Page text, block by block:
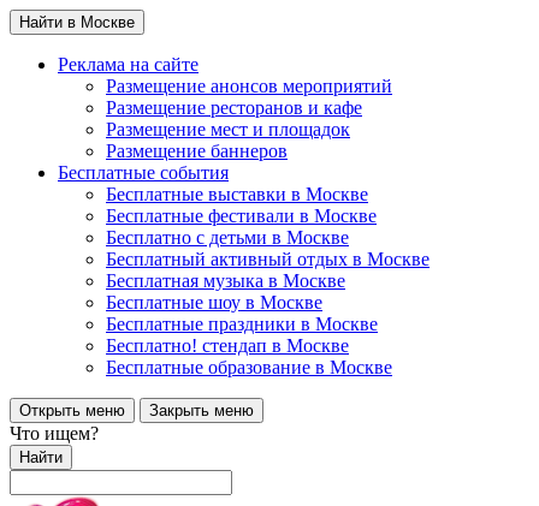
Найти в Москве
Реклама на сайте
Размещение анонсов мероприятий
Размещение ресторанов и кафе
Размещение мест и площадок
Размещение баннеров
Бесплатные события
Бесплатные выставки в Москве
Бесплатные фестивали в Москве
Бесплатно с детьми в Москве
Бесплатный активный отдых в Москве
Бесплатная музыка в Москве
Бесплатные шоу в Москве
Бесплатные праздники в Москве
Бесплатно! стендап в Москве
Бесплатные образование в Москве
Открыть меню Закрыть меню
Что ищем?
Найти